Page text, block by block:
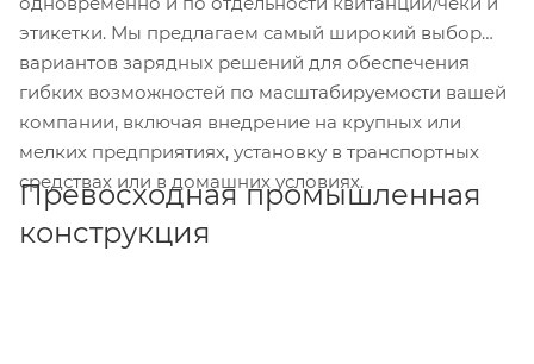
этикетки. Мы предлагаем самый широкий выбор
вариантов зарядных решений для обеспечения
гибких возможностей по масштабируемости вашей
компании, включая внедрение на крупных или
мелких предприятиях, установку в транспортных
средствах или в домашних условиях.
Превосходная промышленная
конструкция